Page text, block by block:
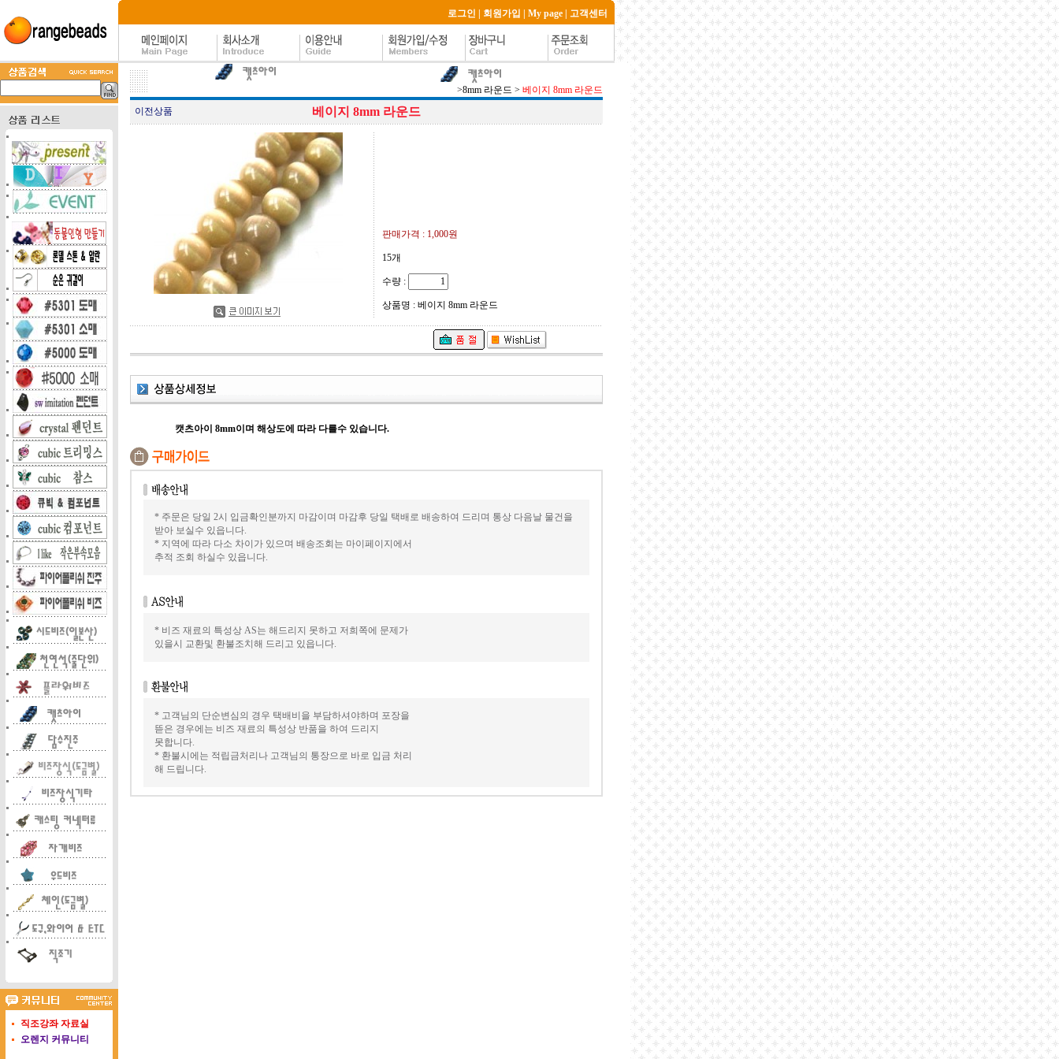
로그인 회원가입 My page 고객센터
직조강좌 자료실
오렌지 커뮤니티
>8mm 라운드 > 베이지 8mm 라운드
이전상품
베이지 8mm 라운드
판매가격 : 1,000원
15개
수량 :
상품명 : 베이지 8mm 라운드
캣츠아이 8mm이며 해상도에 따라 다를수 있습니다.
* 주문은 당일 2시 입금확인분까지 마감이며 마감후 당일 택배로 배송하여 드리며 통상 다음날 물건을
받아 보실수 있읍니다.
* 지역에 따라 다소 차이가 있으며 배송조회는 마이페이지에서
추적 조회 하실수 있읍니다.
* 비즈 재료의 특성상 AS는 해드리지 못하고 저희쪽에 문제가
있을시 교환및 환불조치해 드리고 있읍니다.
* 고객님의 단순변심의 경우 택배비을 부담하셔야하며 포장을
뜯은 경우에는 비즈 재료의 특성상 반품을 하여 드리지
못합니다.
* 환불시에는 적립금처리나 고객님의 통장으로 바로 입금 처리
해 드립니다.